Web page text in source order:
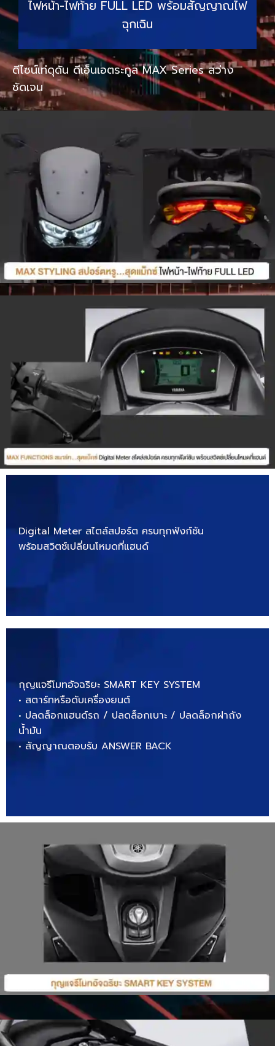
ไฟหน้า-ไฟท้าย FULL LED พร้อมสัญญาณไฟ
ฉุกเฉิน
ดีไซน์เท่ดุดัน ดีเอ็นเอตระกูล MAX Series สว่าง
ชัดเจน
Digital Meter สไตล์สปอร์ต ครบทุกฟังก์ชัน
พร้อมสวิตช์เปลี่ยนโหมดที่แฮนด์
กุญแจรีโมทอัจฉริยะ SMART KEY SYSTEM
• สตาร์ทหรือดับเครื่องยนต์
• ปลดล็อกแฮนด์รถ / ปลดล็อกเบาะ / ปลดล็อกฝาถัง
น้ำมัน
• สัญญาณตอบรับ ANSWER BACK